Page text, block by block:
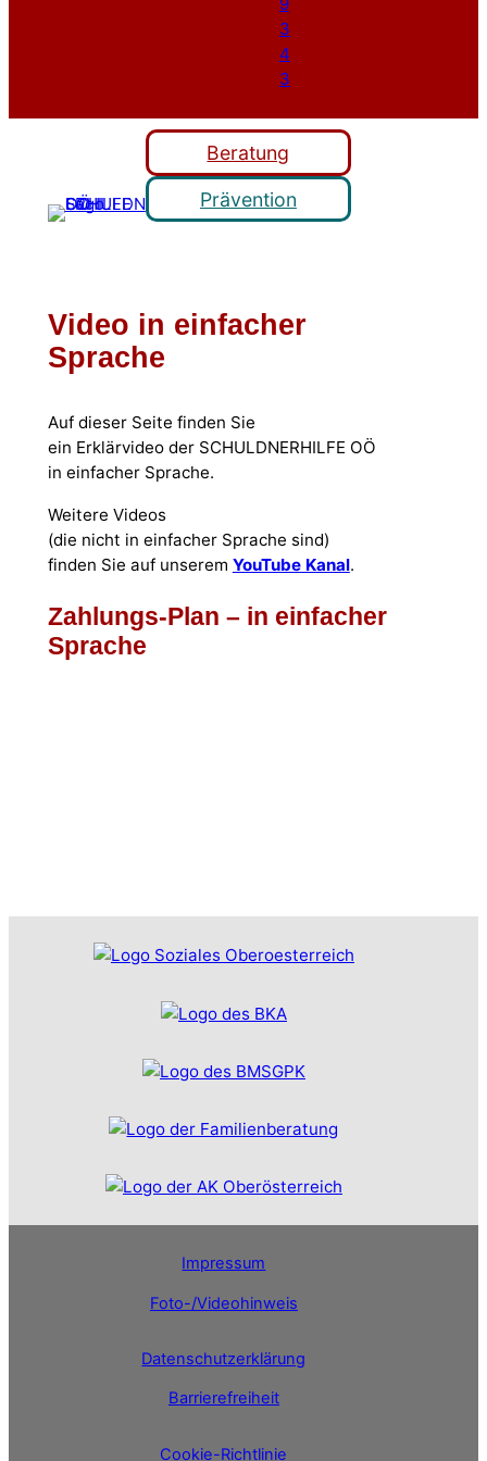
Beratung
Prävention
Video in einfacher
Sprache
Auf dieser Seite finden Sie
ein Erklärvideo der SCHULDNERHILFE OÖ
in einfacher Sprache.
Weitere Videos
(die nicht in einfacher Sprache sind)
finden Sie auf unserem YouTube Kanal.
Zahlungs-Plan – in einfacher
Sprache
Impressum
Foto-/Videohinweis
Datenschutzerklärung
Barrierefreiheit
Cookie-Richtlinie